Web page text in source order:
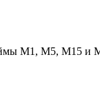
М1, М5, М15 и